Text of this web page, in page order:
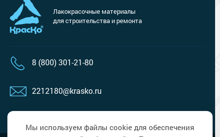
Лакокрасочные материалы
для строительства и ремонта
8 (800) 301-21-80
2212180@krasko.ru
Мы используем файлы cookie для обеспечения